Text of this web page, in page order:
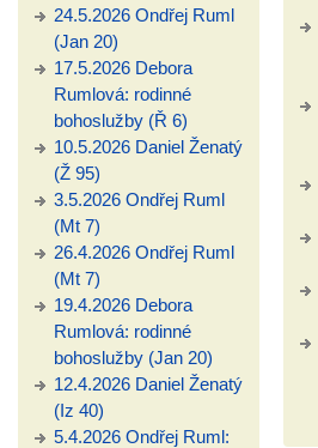
24.5.2026 Ondřej Ruml
(Jan 20)
17.5.2026 Debora
Rumlová: rodinné
bohoslužby (Ř 6)
10.5.2026 Daniel Ženatý
(Ž 95)
3.5.2026 Ondřej Ruml
(Mt 7)
26.4.2026 Ondřej Ruml
(Mt 7)
19.4.2026 Debora
Rumlová: rodinné
bohoslužby (Jan 20)
12.4.2026 Daniel Ženatý
(Iz 40)
5.4.2026 Ondřej Ruml: